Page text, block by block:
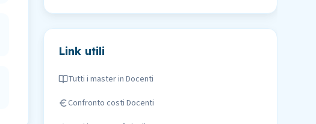
Link utili
Tutti i master in Docenti
Confronto costi Docenti